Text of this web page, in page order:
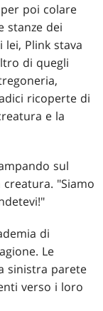
poi colare
stanze dei
Plink stava
di quegli
ricoperte di
e la
sul
"Siamo
di
Le
sinistra parete
verso i loro